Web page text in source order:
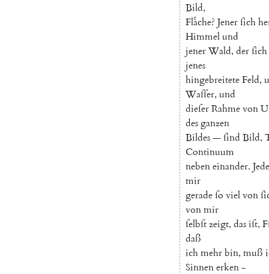
Bild,
Flaͤche? Jenerſich
Himmelund
jenerWald, derſich
jenes
hingebreiteteFeld,
Waſſer, und
dieſerRahmevon
desganzen
Bildes—ſind Bild,
Continuum
nebeneinander.
mir
geradeſo vielvon
vonmir
ſelbſtzeigt, dasiſt,
daß
ichmehrbin, muß
Sinnenerken-